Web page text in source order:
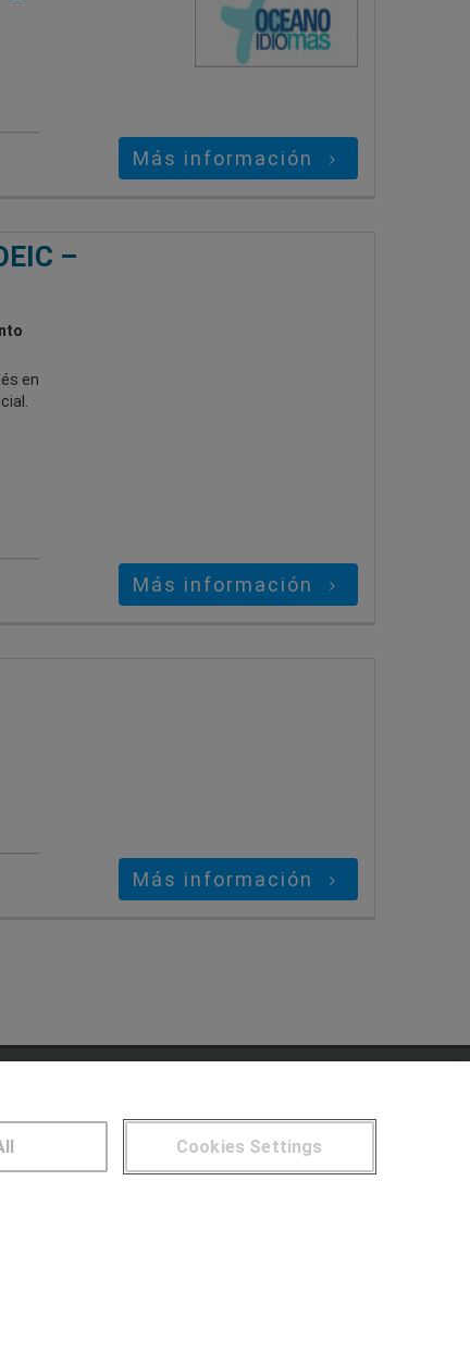
Más información
–
en
Más información
Más información
cursos Cookies Settings